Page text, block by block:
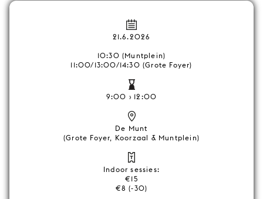
21.6.2026
10:30 (Muntplein)
11:00/13:00/14:30 (Grote Foyer)
9:00 › 12:00
De Munt
(Grote Foyer, Koorzaal & Muntplein)
Indoor sessies:
€15
€8 (-30)